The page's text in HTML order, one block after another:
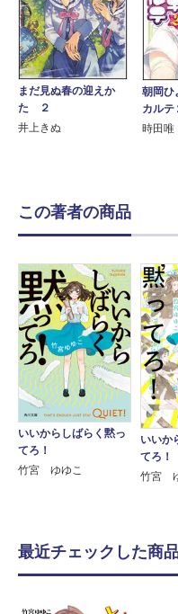
まだ見ぬ春の迎えか
た ２
井上きぬ
朝岡ひ
カルテ
時田唯
この著者の商品
いいからしばらく黙っ
てろ！
竹宮 ゆゆこ
いいか
てろ！
竹宮
最近チェックした商